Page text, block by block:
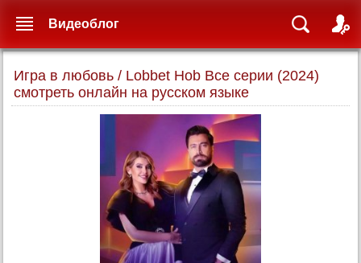
Игра в любовь / Lobbet Hob Все серии (2024)
смотреть онлайн на русском языке
Видеоблог